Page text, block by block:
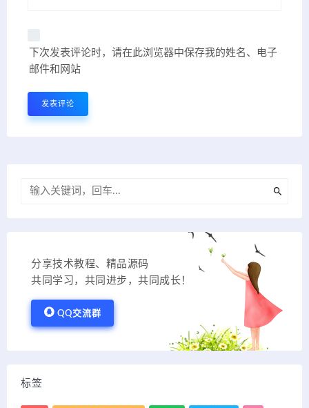
下次发表评论时，请在此浏览器中保存我的姓名、电子
邮件和网站
分享技术教程、精品源码
共同学习，共同进步，共同成长！
QQ交流群
标签